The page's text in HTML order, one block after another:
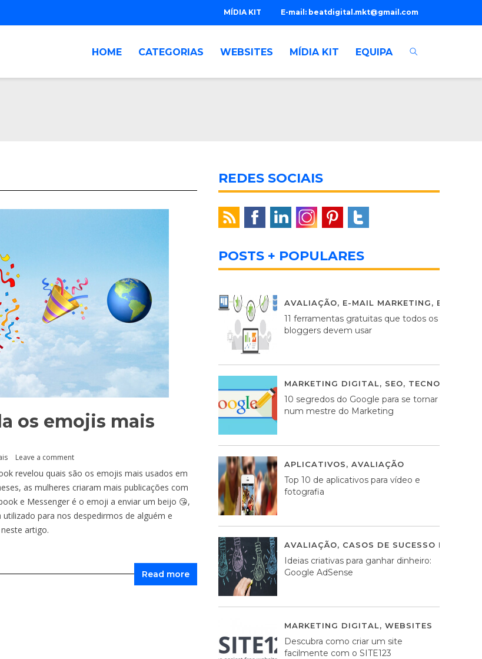
E-mail: beatdigital.mkt@gmail.com
MÍDIA KIT
HOME CATEGORIAS WEBSITES MÍDIA KIT EQUIPA
os emojis mais
Leave a comment
revelou quais são os emojis mais usados em
as mulheres criaram mais publicações com
e Messenger é o emoji a enviar um beijo 😘,
para nos despedirmos de alguém e
artigo.
Read more
REDES SOCIAIS
POSTS + POPULARES
AVALIAÇÃO, E-MAIL MARKETING,
11 ferramentas gratuitas que todos os
bloggers devem usar
MARKETING DIGITAL, SEO, TECNOLOGIA
10 segredos do Google para se tornar
num mestre do Marketing
APLICATIVOS, AVALIAÇÃO
Top 10 de aplicativos para vídeo e
fotografia
AVALIAÇÃO, CASOS DE SUCESSO DE
Ideias criativas para ganhar dinheiro:
Google AdSense
MARKETING DIGITAL, WEBSITES
Descubra como criar um site
facilmente com o SITE123